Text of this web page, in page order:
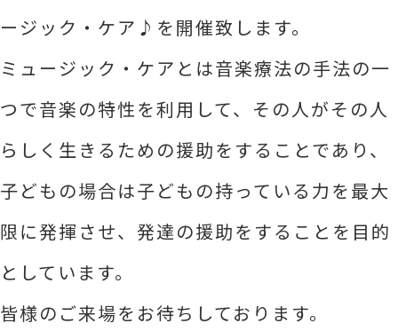
ージック・ケア♪を開催致します。
ミュージック・ケアとは音楽療法の手法の一
つで音楽の特性を利用して、その人がその人
らしく生きるための援助をすることであり、
子どもの場合は子どもの持っている力を最大
限に発揮させ、発達の援助をすることを目的
としています。
皆様のご来場をお待ちしております。